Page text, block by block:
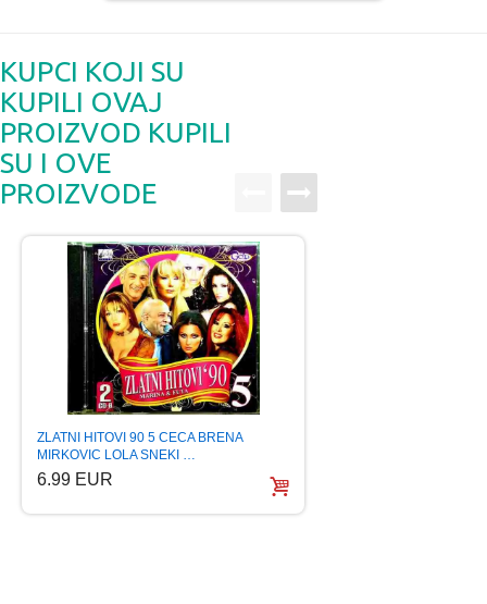
KUPCI KOJI SU
KUPILI OVAJ
PROIZVOD KUPILI
SU I OVE
PROIZVODE
ZLATNI HITOVI 90 5 CECA BRENA
MIRKOVIC LOLA SNEKI …
6.99 EUR